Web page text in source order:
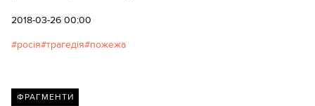
2018-03-26 00:00
росія трагедія пожежа
ФРАГМЕНТИ